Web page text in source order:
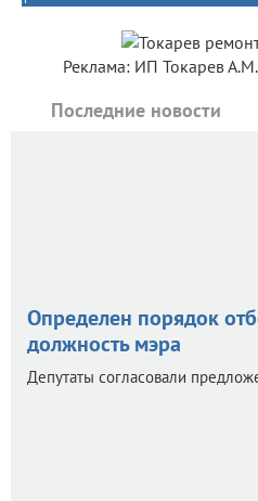
Реклама: ИП Токарев
Последние новости
Определен порядок
должность мэра
Депутаты согласовали